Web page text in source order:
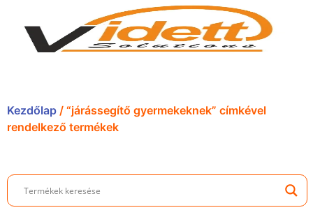
Kezdőlap / “járássegítő gyermekeknek” címkével
rendelkező termékek